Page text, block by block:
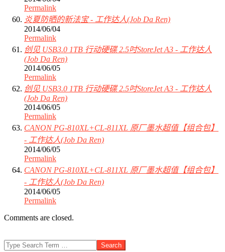
Permalink
炎夏防晒的新法宝 - 工作达人(Job Da Ren)
2014/06/04
Permalink
创见 USB3.0 1TB 行动硬碟 2.5吋StoreJet A3 - 工作达人
(Job Da Ren)
2014/06/05
Permalink
创见 USB3.0 1TB 行动硬碟 2.5吋StoreJet A3 - 工作达人
(Job Da Ren)
2014/06/05
Permalink
CANON PG-810XL+CL-811XL 原厂墨水超值【组合包】
- 工作达人(Job Da Ren)
2014/06/05
Permalink
CANON PG-810XL+CL-811XL 原厂墨水超值【组合包】
- 工作达人(Job Da Ren)
2014/06/05
Permalink
Comments are closed.
Search